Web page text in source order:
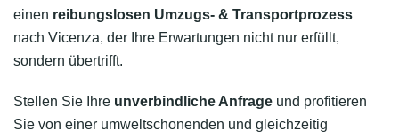
einen reibungslosen Umzugs- & Transportprozess
nach Vicenza, der Ihre Erwartungen nicht nur erfüllt,
sondern übertrifft.
Stellen Sie Ihre unverbindliche Anfrage und profitieren
Sie von einer umweltschonenden und gleichzeitig